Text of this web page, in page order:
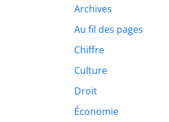
Archives
Au fil des pages
Chiffre
Culture
Droit
Économie